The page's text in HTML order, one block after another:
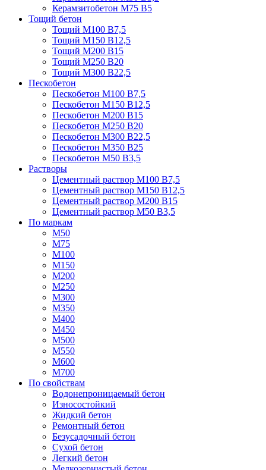
Керамзитобетон М75 В5
Тощий бетон
Тощий М100 В7,5
Тощий М150 В12,5
Тощий М200 В15
Тощий М250 В20
Тощий М300 В22,5
Пескобетон
Пескобетон М100 В7,5
Пескобетон М150 В12,5
Пескобетон М200 В15
Пескобетон М250 В20
Пескобетон М300 В22,5
Пескобетон М350 В25
Пескобетон М50 В3,5
Растворы
Цементный раствор М100 В7,5
Цементный раствор М150 В12,5
Цементный раствор М200 В15
Цементный раствор М50 В3,5
По маркам
М50
М75
М100
М150
М200
М250
М300
М350
М400
М450
М500
М550
М600
М700
По свойствам
Водонепроницаемый бетон
Износостойкий
Жидкий бетон
Ремонтный бетон
Безусадочный бетон
Сухой бетон
Легкий бетон